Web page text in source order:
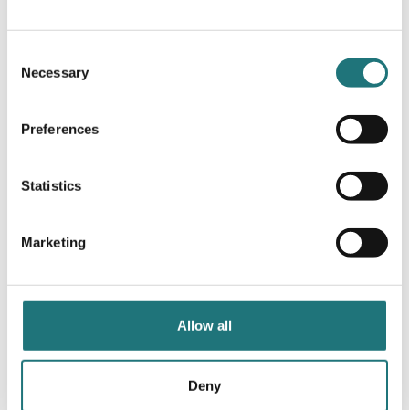
Selection
Necessary
Preferences
Statistics
Marketing
Allow all
Deny
Swedese
31 984 kr Beställningsvara